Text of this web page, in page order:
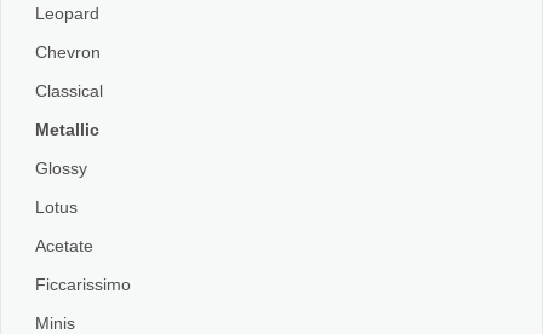
Leopard
Chevron
Classical
Metallic
Glossy
Lotus
Acetate
Ficcarissimo
Minis